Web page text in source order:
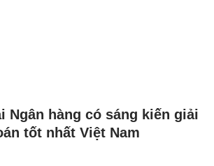
Ngân hàng có sáng kiến giải
tốt nhất Việt Nam